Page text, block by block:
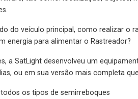
do veículo principal, como realizar o
energia para alimentar o Rastreador?
a SatLight desenvolveu um
ou em sua versão mais completa
os tipos de semirreboques